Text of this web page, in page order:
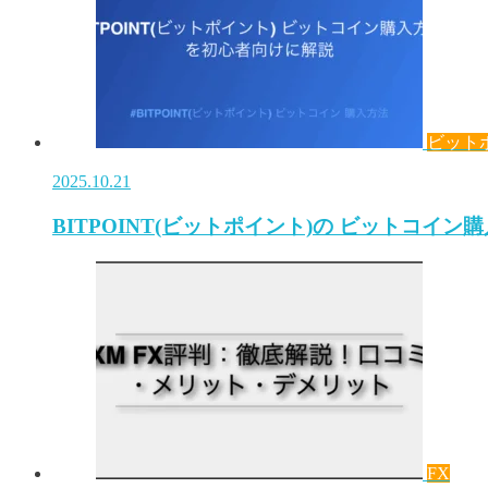
ビット
2025.10.21
BITPOINT(ビットポイント)の ビットコイン購
FX